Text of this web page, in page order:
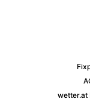
wetter.at